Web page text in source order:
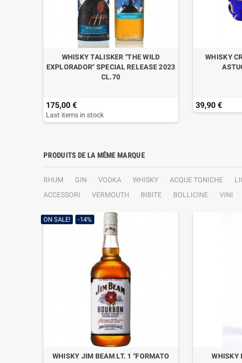
WHISKY TALISKER "THE WILD
EXPLORADOR" SPECIAL RELEASE 2023
CL.70
175,00 €
Last items in stock
WHISKY
39,90 €
PRODUITS DE LA MÊME MARQUE
RHUM GIN VODKA WHISKY ACQUE TONICHE
ACCESSORI
VERMOUTH BIBITE BOLLICINE VINI
WHISKY JIM BEAM LT. 1 "FORMATO
ON SALE! -14%
WHISKY